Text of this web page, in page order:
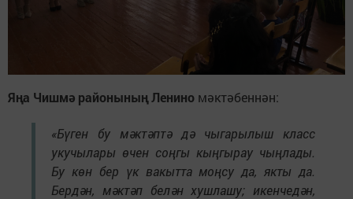
Яңа Чишмә районының Ленино мәктәбеннән:
«Бүген бу мәктәптә дә чыгарылыш класс
укучылары өчен соңгы кыңгырау чыңлады.
Бу көн бер үк вакытта моңсу да, якты да.
Бердән, мәктәп белән хушлашу; икенчедән,